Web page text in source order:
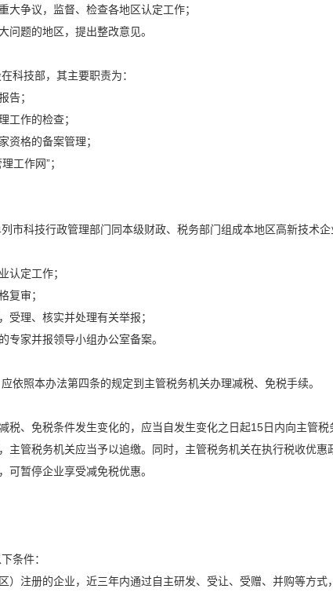
争议，监督、检查各地区认定工作；
题的地区，提出整改意见。
技部，其主要职责为：
；
作的检查；
格的备案管理；
工作网”；
科技行政管理部门同本级财政、税务部门组成本地区高新技术企
定工作；
审；
理、核实并处理有关举报；
家并报领导小组办公室备案。
照本办法第四条的规定到主管税务机关办理减税、免税手续。
、免税条件发生变化的，应当自发生变化之日起15日内向主管税
主管税务机关应当予以追缴。同时，主管税务机关在执行税收优
可暂停企业享受减免税优惠。
条件：
注册的企业，近三年内通过自主研发、受让、受赠、并购等方式